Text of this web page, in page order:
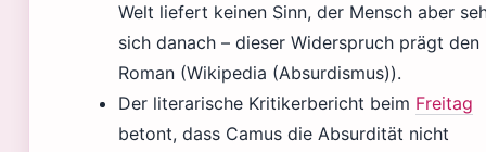
Welt liefert keinen Sinn, der Mensch aber
sich danach – dieser Widerspruch prägt den
Roman (Wikipedia (Absurdismus)).
Der literarische Kritikerbericht beim Freitag
betont, dass Camus die Absurdität nicht